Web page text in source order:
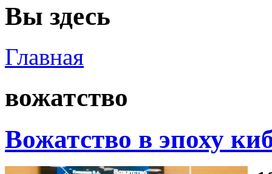
Вы здесь
Главная
вожатство
Вожатство в эпоху